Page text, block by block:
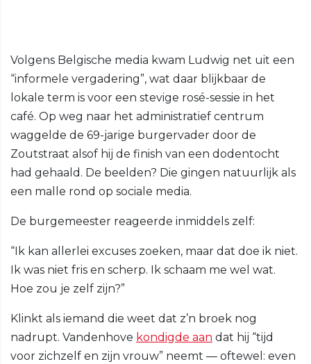
Volgens Belgische media kwam Ludwig net uit een
“informele vergadering”, wat daar blijkbaar de
lokale term is voor een stevige rosé-sessie in het
café. Op weg naar het administratief centrum
waggelde de 69-jarige burgervader door de
Zoutstraat alsof hij de finish van een dodentocht
had gehaald. De beelden? Die gingen natuurlijk als
een malle rond op sociale media.
De burgemeester reageerde inmiddels zelf:
“Ik kan allerlei excuses zoeken, maar dat doe ik niet.
Ik was niet fris en scherp. Ik schaam me wel wat.
Hoe zou je zelf zijn?”
Klinkt als iemand die weet dat z’n broek nog
nadrupt. Vandenhove kondigde aan dat hij “tijd
voor zichzelf en zijn vrouw” neemt — oftewel: even